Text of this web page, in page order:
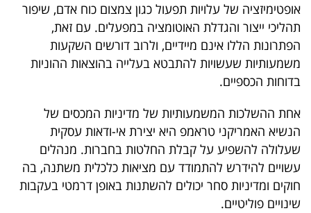
אופטימיזציה של עלויות תפעול כגון צמצום כוח אדם, שיפור
תהליכי ייצור והגדלת האוטומציה במפעלים. עם זאת,
הפתרונות הללו אינם מיידיים, ולרוב דורשים השקעות
משמעותיות שעשויות להתבטא בעלייה בהוצאות ההוניות
בדוחות הכספיים.
אחת ההשלכות המשמעותיות של מדיניות המכסים של
הנשיא האמריקני טראמפ היא יצירת אי-ודאות עסקית
שעלולה להשפיע על קבלת החלטות בחברות. מנהלים
עשויים להידרש להתמודד עם מציאות כלכלית משתנה, בה
חוקים ומדיניות סחר יכולים להשתנות באופן דרמטי בעקבות
שינויים פוליטיים.